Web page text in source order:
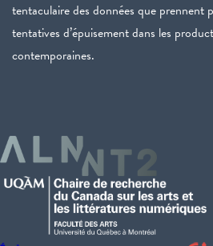
tentaculaire des données que prennent
tentatives d’épuisement dans les
contemporaines.